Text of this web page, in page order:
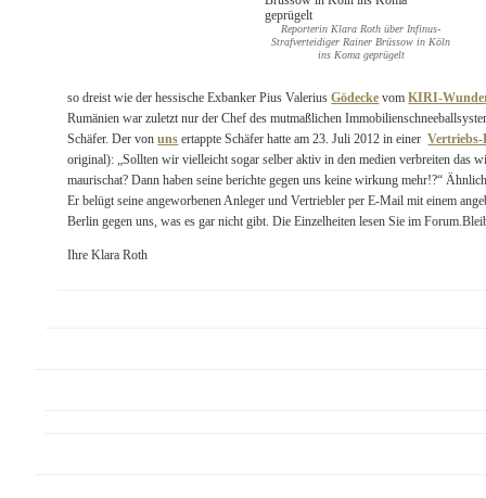
Reporterin Klara Roth über Infinus-
Strafverteidiger Rainer Brüssow in Köln
ins Koma geprügelt
so dreist wie der hessische Exbanker Pius ValeriusGödecke vomKIRI-
Rumänien war zuletzt nur der Chef des mutmaßlichen
Schäfer. Der vonuns ertappte Schäfer hatte am 23. Juli 2012 in einer
original): „Sollten wir vielleicht sogar selber aktiv in den medien verbreiten das
maurischat? Dann haben seine berichte gegen uns keine wirkung mehr!?“
Er belügt seine angeworbenen Anleger und Vertriebler per E-Mail mit einem
Berlin gegen uns, was es gar nicht gibt. Die Einzelheiten lesen Sie im
Ihre Klara Roth